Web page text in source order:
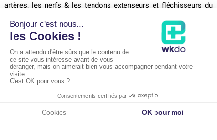
artères, les nerfs & les tendons extenseurs et fléchisseurs du
fonctionner de nouveau normalement après les séances de
rééducation, ou subir certaines séquelles irréversibles.